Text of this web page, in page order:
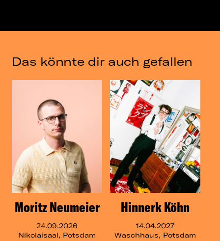
Das könnte dir auch gefallen
Moritz Neumeier
24.09.2026
Nikolaisaal, Potsdam
Hinnerk Köhn
14.04.2027
Waschhaus, Potsdam